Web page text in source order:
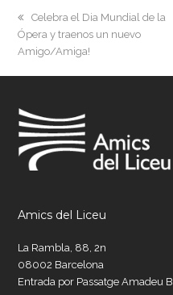
previous
post:
Celebra el Dia Mundial de la
Ópera y traenos un nuevo
Amigo/Amiga!
Amics del Liceu
La Rambla, 88, 2n
08002 Barcelona
Entrada por Passatge Amadeu